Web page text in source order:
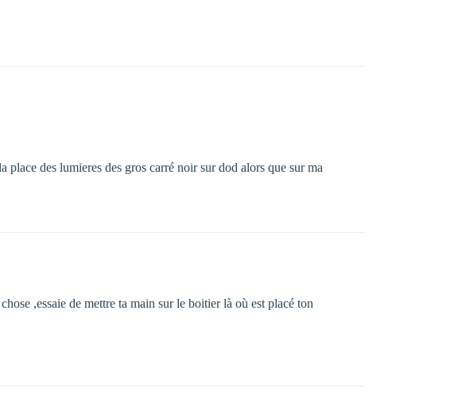
place des lumieres des gros carré noir sur dod alors que sur ma
,essaie de mettre ta main sur le boitier là où est placé ton